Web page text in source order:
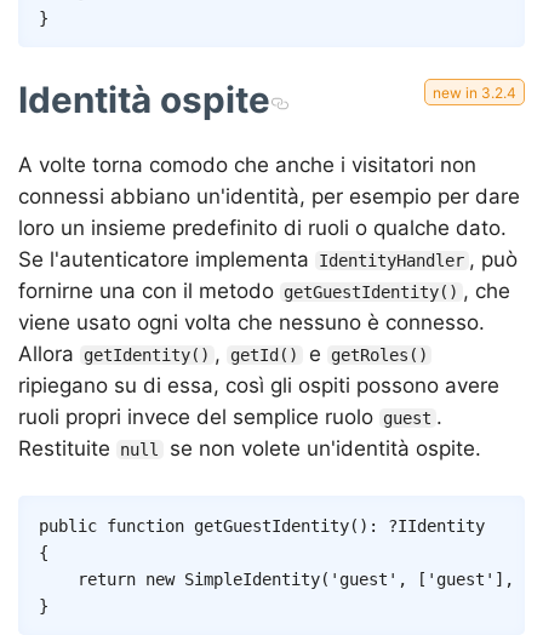
}
Identità ospite
A volte torna comodo che anche i visitatori non
connessi abbiano un'identità, per esempio per dare
loro un insieme predefinito di ruoli o qualche dato.
Se l'autenticatore implementa
IdentityHandler , può
fornirne una con il metodo getGuestIdentity() , che
viene usato ogni volta che nessuno è connesso.
Allora
getIdentity() , getId() e getRoles()
ripiegano su di essa, così gli ospiti possono avere
ruoli propri invece del semplice ruolo guest .
Restituite
null se non volete un'identità ospite.
public function getGuestIdentity( ) : ?IIdentity
{
return new SimpleIdentity( 'guest' , [ 'guest' ] ,
}
Copy